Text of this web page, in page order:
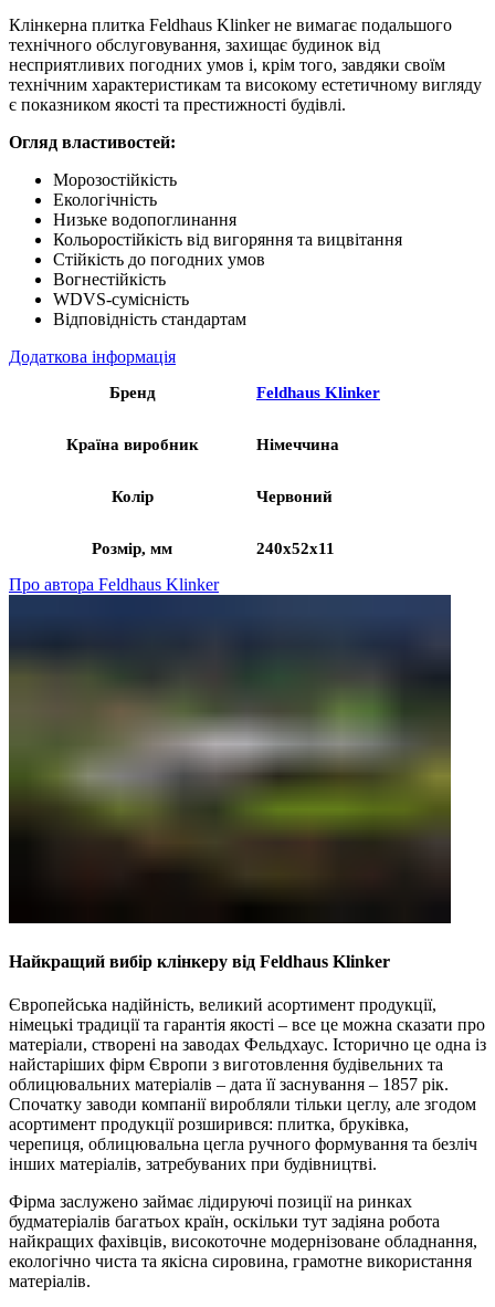
Клінкерна плитка Feldhaus Klinker не вимагає подальшого
технічного обслуговування, захищає будинок від
несприятливих погодних умов і, крім того, завдяки своїм
технічним характеристикам та високому естетичному вигляду
є показником якості та престижності будівлі.
Огляд властивостей:
Морозостійкість
Екологічність
Низьке водопоглинання
Кольоростійкість від вигоряння та вицвітання
Стійкість до погодних умов
Вогнестійкість
WDVS-сумісність
Відповідність стандартам
Додаткова інформація
Бренд Feldhaus Klinker
Країна виробник Німеччина
Колір Червоний
Розмір, мм 240x52x11
Про автора Feldhaus Klinker
Найкращий вибір клінкеру від Feldhaus Klinker
Європейська надійність, великий асортимент продукції,
німецькі традиції та гарантія якості – все це можна сказати про
матеріали, створені на заводах Фельдхаус. Історично це одна із
найстаріших фірм Європи з виготовлення будівельних та
облицювальних матеріалів – дата її заснування – 1857 рік.
Спочатку заводи компанії виробляли тільки цеглу, але згодом
асортимент продукції розширився: плитка, бруківка,
черепиця, облицювальна цегла ручного формування та безліч
інших матеріалів, затребуваних при будівництві.
Фірма заслужено займає лідируючі позиції на ринках
будматеріалів багатьох країн, оскільки тут задіяна робота
найкращих фахівців, високоточне модернізоване обладнання,
екологічно чиста та якісна сировина, грамотне використання
матеріалів.